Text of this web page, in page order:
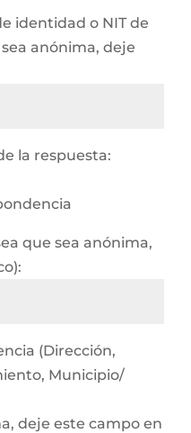
identidad o NIT de
anónima, deje
la respuesta:
que sea anónima,
(Dirección,
Municipio/
deje este campo en